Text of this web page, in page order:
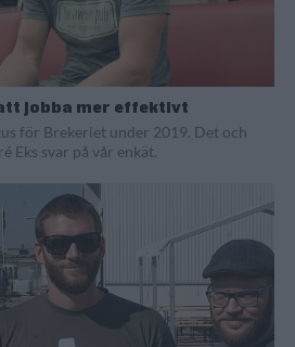
jobba mer effektivt
för Brekeriet under 2019. Det och
Eks svar på vår enkät.